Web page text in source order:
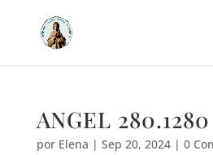
ANGEL 280.1280
por Elena | Sep 20, 2024| 0